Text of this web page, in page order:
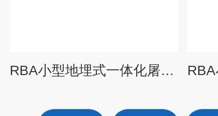
RBA小型地埋式一体化屠宰污水处理设备有哪些